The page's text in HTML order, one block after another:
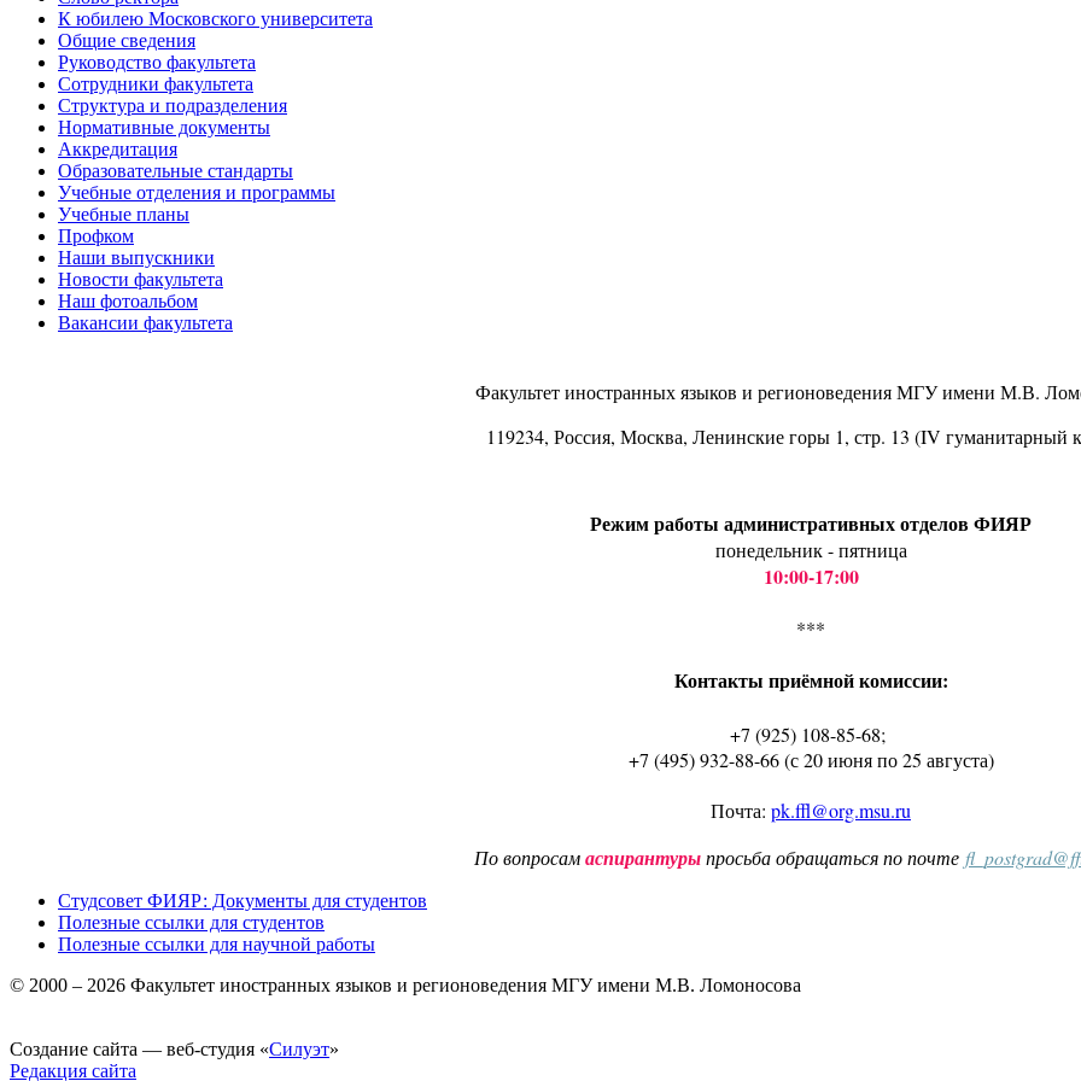
К юбилею Московского университета
Общие сведения
Руководство факультета
Сотрудники факультета
Структура и подразделения
Нормативные документы
Аккредитация
Образовательные стандарты
Учебные отделения и программы
Учебные планы
Профком
Наши выпускники
Новости факультета
Наш фотоальбом
Вакансии факультета
Факультет иностранных языков и регионоведения МГУ имени М.В.
119234, Россия, Москва, Ленинские горы 1, стр. 13 (IV гуманитарный
Режим работы административных отделов ФИЯР
понедельник - пятница
10:00-17:00
***
Контакты приёмной комиссии:
+7 (925) 108-85-68;
+7 (495) 932-88-66 (с 20 июня по 25 августа)
Почта: pk.ffl@org.msu.ru
По вопросамаспирантурыпросьба обращаться по почте
Студсовет ФИЯР: Документы для студентов
Полезные ссылки для студентов
Полезные ссылки для научной работы
© 2000 – 2026 Факультет иностранных языков и регионоведения МГУ имени М.В. Ломоносова
Создание сайта — веб-студия «Силуэт»
Редакция сайта